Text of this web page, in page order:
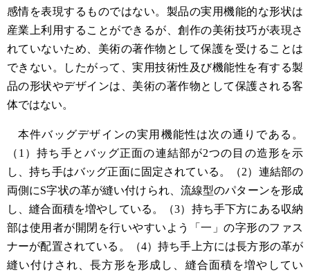
感情を表現するものではない。製品の実用機能的な形状は
産業上利用することができるが、創作の美術技巧が表現さ
れていないため、美術の著作物として保護を受けることは
できない。したがって、実用技術性及び機能性を有する製
品の形状やデザインは、美術の著作物として保護される客
体ではない。
本件バッグデザインの実用機能性は次の通りである。
（1）持ち手とバッグ正面の連結部が2つの目の造形を示
し、持ち手はバッグ正面に固定されている。（2）連結部の
両側にS字状の革が縫い付けられ、流線型のパターンを形成
し、縫合面積を増やしている。（3）持ち手下方にある収納
部は使用者が開閉を行いやすいよう「一」の字形のファス
ナーが配置されている。（4）持ち手上方には長方形の革が
縫い付けされ、長方形を形成し、縫合面積を増やしてい